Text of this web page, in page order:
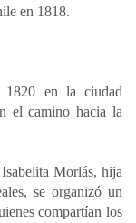
en 1818.
1820 en la ciudad
el camino hacia la
Morlás, hija
se organizó un
compartían los